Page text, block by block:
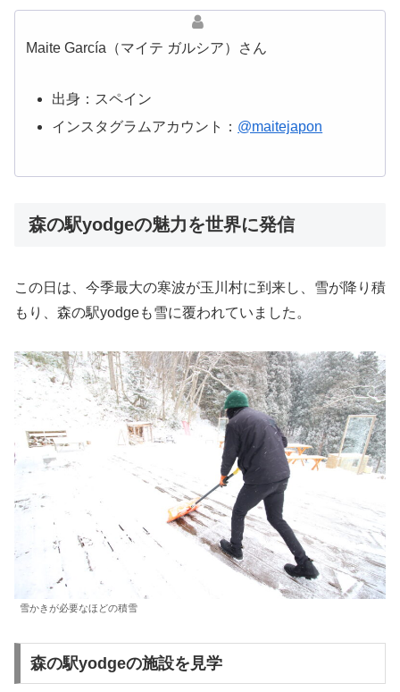
Maite García（マイテ ガルシア）さん
出身：スペイン
インスタグラムアカウント： @maitejapon
森の駅yodgeの魅力を世界に発信
この日は、今季最大の寒波が玉川村に到来し、雪が降り積
もり、森の駅yodgeも雪に覆われていました。
雪かきが必要なほどの積雪
森の駅yodgeの施設を見学